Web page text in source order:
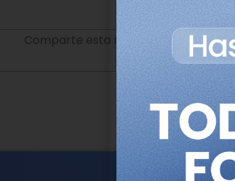
Comparte esta noticia en tus redes